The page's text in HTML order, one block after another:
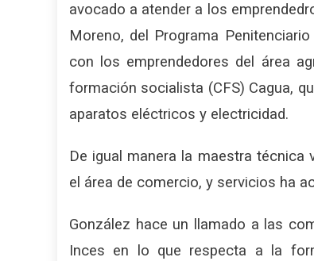
avocado a atender a los
Moreno, del Programa
con los emprendedores del área
formación socialista (CFS) Cagua,
aparatos eléctricos y electricidad.
De igual manera la maestra técnica
el área de comercio, y servicios ha
González hace un llamado a las
Inces en lo que respecta a la